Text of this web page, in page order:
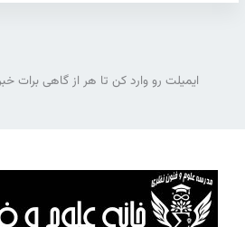
ایمیلت رو وارد کن تا هر از گاهی برات